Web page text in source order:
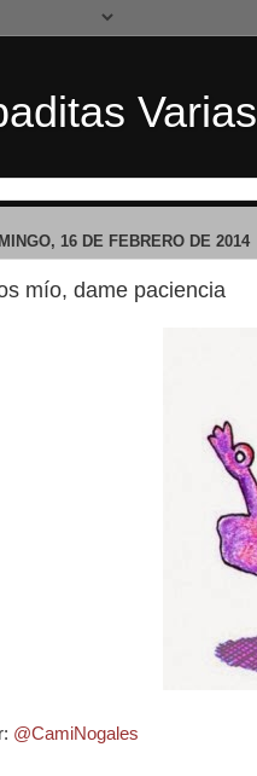
Varias
16 DE FEBRERO DE 2014
mío, dame paciencia
@CamiNogales